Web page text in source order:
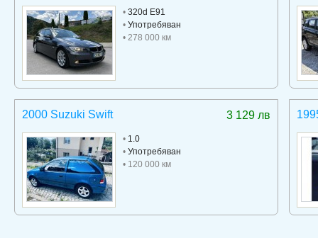
• 320d E91
• Употребяван
• 278 000 км
3 129 лв
2000 Suzuki Swift
• 1.0
• Употребяван
• 120 000 км